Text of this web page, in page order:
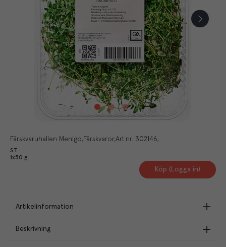
Färskvaruhallen Menigo Färskvaror Art.nr. 302146
ST
1x50 g
Köp (Logga in)
Artikelinformation
Beskrivning